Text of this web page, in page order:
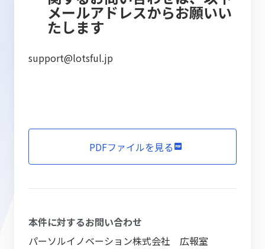
メールアドレスからお願いい
たします
support@lotsful.jp
PDFファイルを見る
本件に対するお問い合わせ
パーソルイノベーション株式会社 広報室